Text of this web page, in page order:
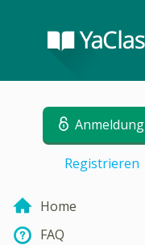
Anmeldung
Registrieren
Home
FAQ